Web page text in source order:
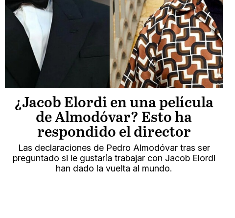
¿Jacob Elordi en una película
de Almodóvar? Esto ha
respondido el director
Las declaraciones de Pedro Almodóvar tras ser
preguntado si le gustaría trabajar con Jacob Elordi
han dado la vuelta al mundo.